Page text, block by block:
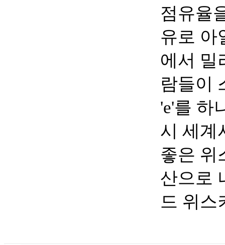
점유율
유로 아
에서 밀
람들이
'e'를 하
시 세계
좋은 위
산으로
드 위스